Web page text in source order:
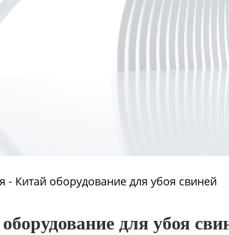
- Китай оборудование для убоя свиней
для убоя